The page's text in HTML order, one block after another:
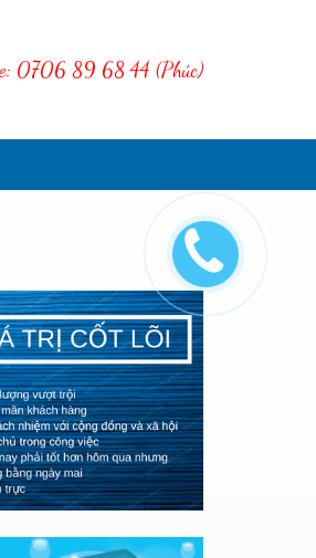
0706 89 68 44 (Phúc)